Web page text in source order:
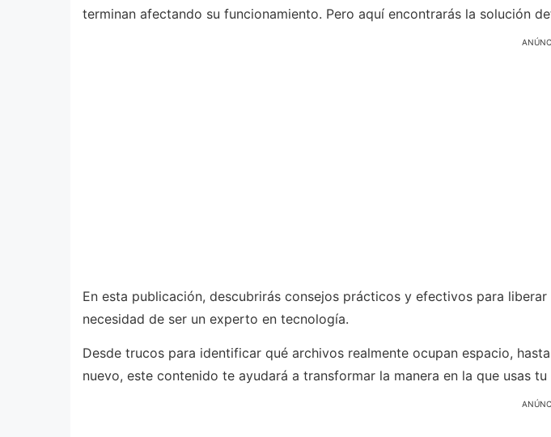
terminan afectando su funcionamiento. Pero aquí encontrarás la solución
En esta publicación, descubrirás consejos prácticos y efectivos para
necesidad de ser un experto en tecnología.
Desde trucos para identificar qué archivos realmente ocupan espacio,
nuevo, este contenido te ayudará a transformar la manera en la que usas tu